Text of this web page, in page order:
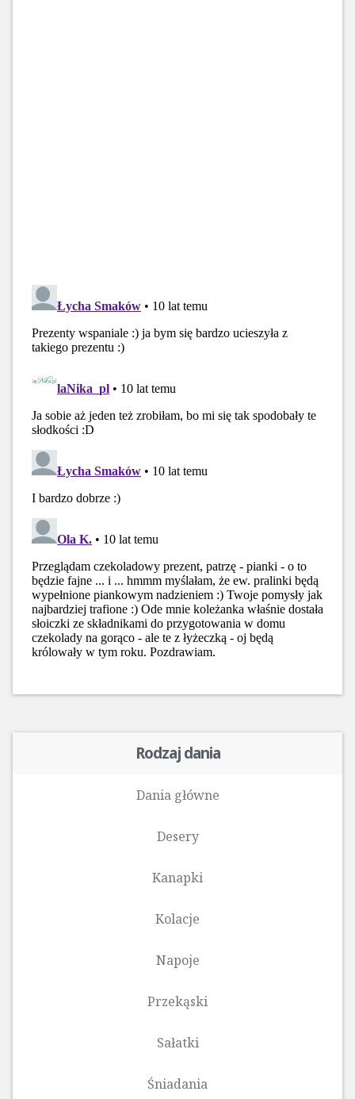
Rodzaj dania
Dania główne
Desery
Kanapki
Kolacje
Napoje
Przekąski
Sałatki
Śniadania